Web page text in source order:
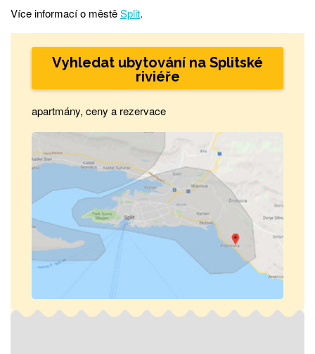
Více informací o městěSplit.
Vyhledat ubytování na Splitské
riviéře
apartmány, ceny a rezervace